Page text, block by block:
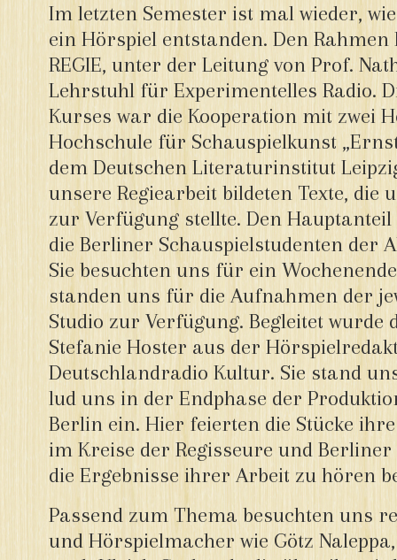
Im letzten Semester ist mal wieder,
ein Hörspiel entstanden. Den
REGIE, unter der Leitung von Prof.
Lehrstuhl für Experimentelles Radio.
Kurses war die Kooperation mit zwei
Hochschule für Schauspielkunst
dem Deutschen Literaturinstitut
unsere Regiearbeit bildeten Texte,
zur Verfügung stellte. Den
die Berliner Schauspielstudenten der
Sie besuchten uns für ein
standen uns für die Aufnahmen der
Studio zur Verfügung. Begleitet wurde
Stefanie Hoster aus der
Deutschlandradio Kultur. Sie stand
lud uns in der Endphase der
Berlin ein. Hier feierten die Stücke
im Kreise der Regisseure und
die Ergebnisse ihrer Arbeit zu hören
Passend zum Thema besuchten uns
und Hörspielmacher wie Götz